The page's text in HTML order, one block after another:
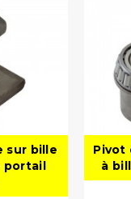
sur bille
portail
Pivot
à